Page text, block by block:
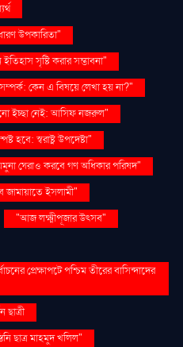
উপকারিতা"
সৃষ্টি করার সম্ভাবনা"
কেন এ বিষয়ে লেখা হয় না?"
ইচ্ছা নেই: আসিফ নজরুল"
হবে: স্বরাষ্ট্র উপদেষ্টা"
ঘেরাও করবে গণ অধিকার পরিষদ"
জামায়াতে ইসলামী"
"আজ লক্ষ্মীপূজার উৎসব"
প্রেক্ষাপটে পশ্চিম তীরের বাসিন্দাদের
ছাত্র মাহমুদ খলিল"